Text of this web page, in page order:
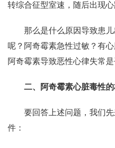
转综合征型室速，随后出现
那么是什么原因导致患
呢？阿奇霉素急性过敏？有
阿奇霉素导致恶性心律失常
二、阿奇霉素心脏毒性
要回答上述问题，我们
件：